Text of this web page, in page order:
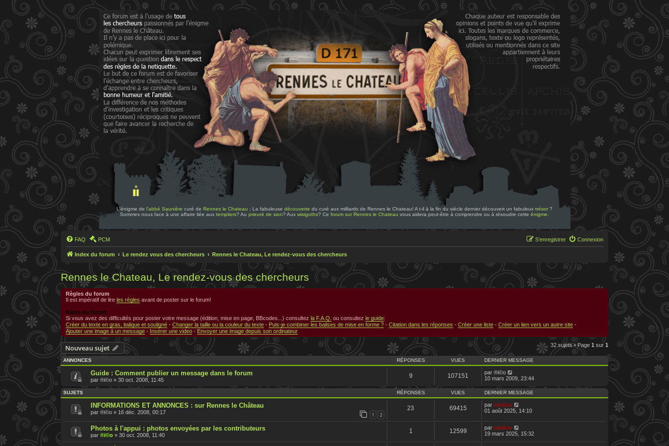
L'énigme de l'abbé Saunière curé de Rennes le Chateau : La fabuleuse découverte du curé aux milliards de Rennes le Chateau! A t-il à la fin du siècle dernier découvert un fabuleux trésor ?
Sommes nous face à une affaire liée aux templiers? Au prieuré de sion? Aux wisigoths? Ce forum sur Rennes le Chateau vous aidera peut-être à comprendre ou à résoudre cette énigme
FAQ PCM Connexion
S’enregistrer
Index du forum Le rendez vous des chercheurs Rennes le Chateau, Le rendez-vous des chercheurs
Rennes le Chateau, Le rendez-vous des chercheurs
Règles du forum
Il est impératif de lire les règles avant de poster sur le forum!
Aides du forum
Si vous avez des difficultés pour poster votre message (édition, mise en page, BBcodes...) consultez la F.A.Q. ou consultez le guide:
Créer du texte en gras, italique et souligné - Changer la taille ou la couleur du texte - Puis-je combiner les balises de mise en forme ? - Citation dans les réponses - Créer une liste - Créer un lien vers un autre site -
Ajouter une image à un message - Insérer une video - Envoyer une image depuis son ordinateur
Nouveau sujet 32 sujets • Page 1 sur 1
ANNONCES RÉPONSES VUES DERNIER MESSAGE
Guide : Comment publier un message dans le forum
par ®i©o » 30 oct. 2008, 11:45
9 107151 par ®i©o
10 mars 2009, 23:44
SUJETS RÉPONSES VUES DERNIER MESSAGE
INFORMATIONS ET ANNONCES : sur Rennes le Château
par ®i©o » 16 déc. 2008, 00:17 1 2
23 69415 par cardou
01 août 2025, 14:10
Photos à l'appui : photos envoyées par les contributeurs
par ®i©o » 30 oct. 2008, 11:40
1 12599 par cardou
19 mars 2025, 15:32